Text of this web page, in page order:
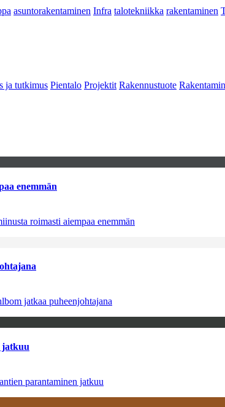
asuntorakentaminen Infra talotekniikka rakentaminen
ja tutkimus Pientalo Projektit Rakennustuote
enemmän
roimasti aiempaa enemmän
jatkaa puheenjohtajana
jatkuu
parantaminen jatkuu